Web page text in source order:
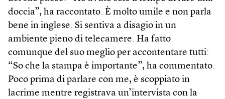
doccia”, ha raccontato. È molto umile e non parla
bene in inglese. Si sentiva a disagio in un
ambiente pieno di telecamere. Ha fatto
comunque del suo meglio per accontentare tutti:
“So che la stampa è importante”, ha commentato.
Poco prima di parlare con me, è scoppiato in
lacrime mentre registrava un’intervista con la